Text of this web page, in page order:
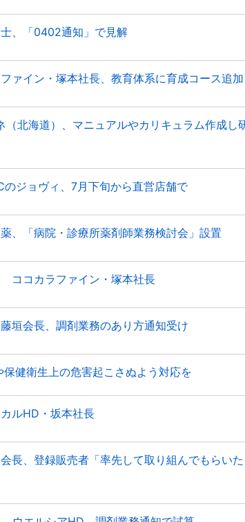
、「0402通知」で見解
イン・塚本社長、教育体系に育成コース追加
北海道）、マニュアルやカリキュラム作成し
ジョヴィ、7月下旬から直営店舗で
「病院・診療所薬剤師業務検討会」設置
コカラファイン・塚本社長
会長、調剤業務のあり方通知受け
健衛生上の危害起こさぬよう対応を
ルHD・坂本社長
、登録販売者「率先して取り組んでもらいた